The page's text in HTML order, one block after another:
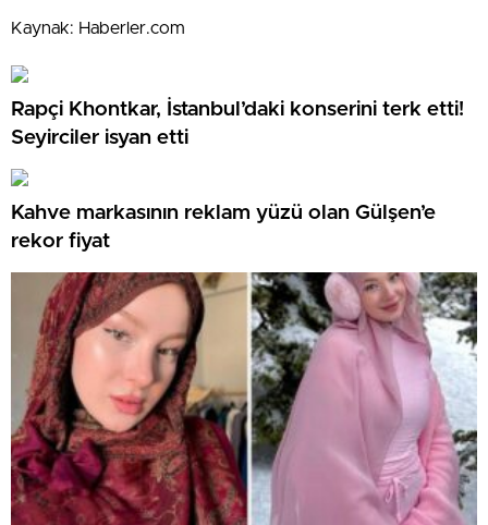
Kaynak: Haberler.com
Rapçi Khontkar, İstanbul’daki konserini terk etti!
Seyirciler isyan etti
Kahve markasının reklam yüzü olan Gülşen’e
rekor fiyat